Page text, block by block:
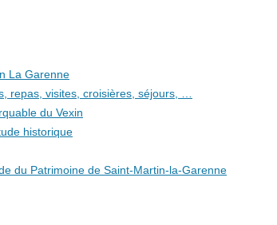
La Garenne
repas, visites, croisières, séjours, …
du Vexin
historique
du Patrimoine de Saint-Martin-la-Garenne